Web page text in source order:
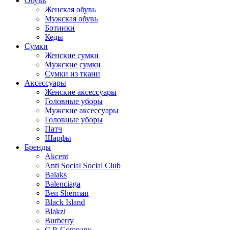
Женская обувь
Мужская обувь
Ботинки
Кеды
Сумки
Женские сумки
Мужские сумки
Сумки из ткани
Аксессуары
Женские аксессуары
Головные уборы
Мужские аксессуары
Головные уборы
Патч
Шарфы
Бренды
Akcent
Anti Social Social Club
Balaks
Balenciaga
Ben Sherman
Black Island
Blakzi
Burberry